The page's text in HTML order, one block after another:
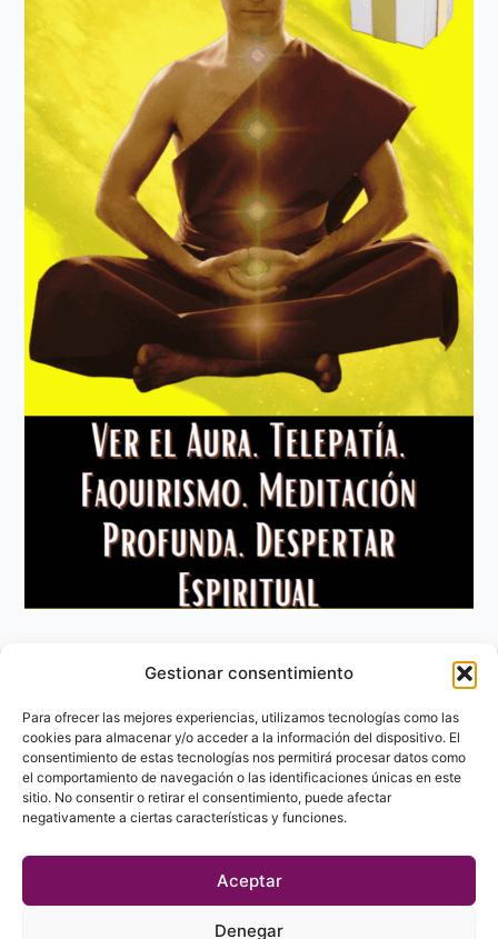
Gestionar consentimiento
Para ofrecer las mejores experiencias, utilizamos tecnologías como las
cookies para almacenar y/o acceder a la información del dispositivo. El
consentimiento de estas tecnologías nos permitirá procesar datos como
el comportamiento de navegación o las identificaciones únicas en este
sitio. No consentir o retirar el consentimiento, puede afectar
negativamente a ciertas características y funciones.
Aceptar
Denegar
Aviso Legal
Política de privacidad
Política de Cookies
Contacto